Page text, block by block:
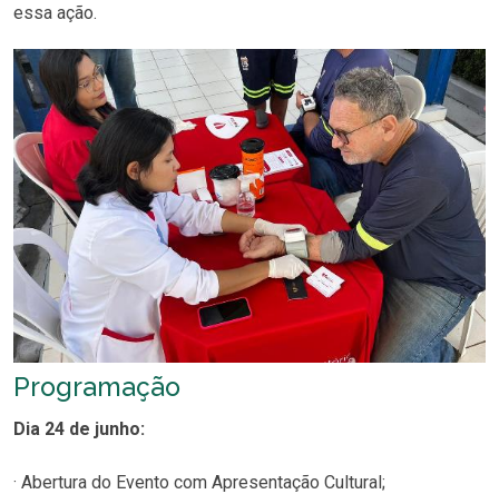
essa ação.
Programação
Dia 24 de junho:
· Abertura do Evento com Apresentação Cultural;